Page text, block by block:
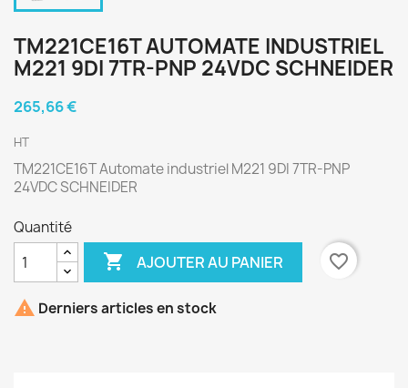
TM221CE16T AUTOMATE INDUSTRIEL
M221 9DI 7TR-PNP 24VDC SCHNEIDER
265,66 €
HT
TM221CE16T Automate industriel M221 9DI 7TR-PNP
24VDC SCHNEIDER
Quantité
 AJOUTER AU PANIER favorite_border
 Derniers articles en stock